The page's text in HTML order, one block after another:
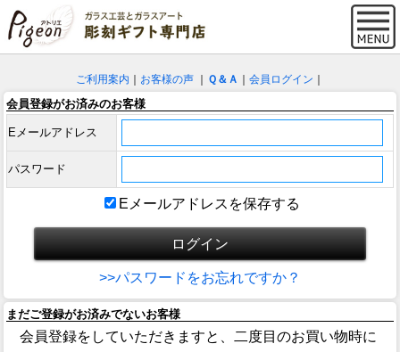
ご利用案内 お客様の声 Ｑ＆Ａ 会員ログイン
会員登録がお済みのお客様
Eメールアドレス
パスワード
Eメールアドレスを保存する
>>パスワードをお忘れですか？
まだご登録がお済みでないお客様
会員登録をしていただきますと、二度目のお買い物時に